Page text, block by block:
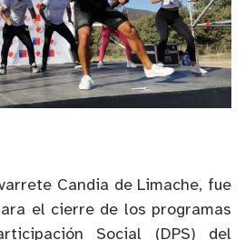
Candia de Limache, fue
el cierre de los programas
Social (DPS) del